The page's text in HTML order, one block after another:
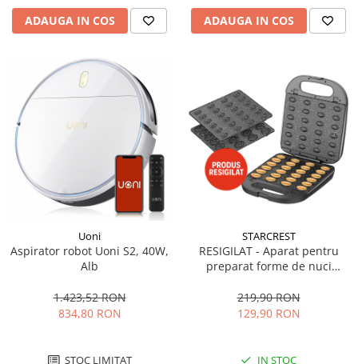
ADAUGA IN COS ADAUGA IN COS
Uoni
Aspirator robot Uoni S2, 40W,
Alb
1.423,52 RON
834,80 RON
STOC LIMITAT
STARCREST
RESIGILAT - Aparat pentru
preparat forme de nuci
forme, 1400W, Indicator
luminos, Placi ceramice
219,90 RON
129,90 RON
IN STOC